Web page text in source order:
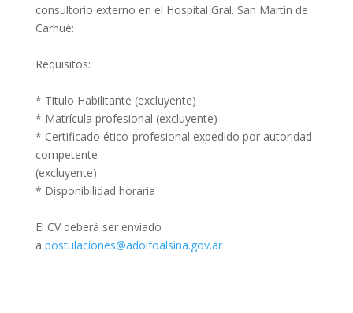
consultorio externo en el Hospital Gral. San Martín de
Carhué:
Requisitos:
* Titulo Habilitante (excluyente)
* Matrícula profesional (excluyente)
* Certificado ético-profesional expedido por autoridad
competente
(excluyente)
* Disponibilidad horaria
El CV deberá ser enviado
a postulaciones@adolfoalsina.gov.ar